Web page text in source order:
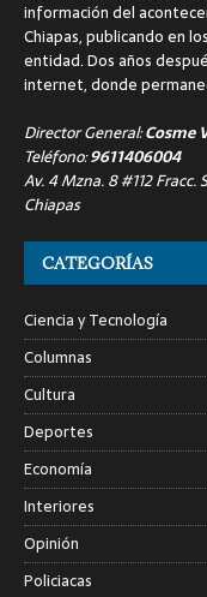
información del
Chiapas, publicando en
entidad. Dos años
internet, donde
Director General:Cosme
Teléfono:9611406004
Av. 4 Mzna. 8 #112
Chiapas
CATEGORÍAS
Ciencia y Tecnología
Columnas
Cultura
Deportes
Economía
Interiores
Opinión
Policiacas